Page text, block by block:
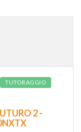
TUTORAGGIO
2 -